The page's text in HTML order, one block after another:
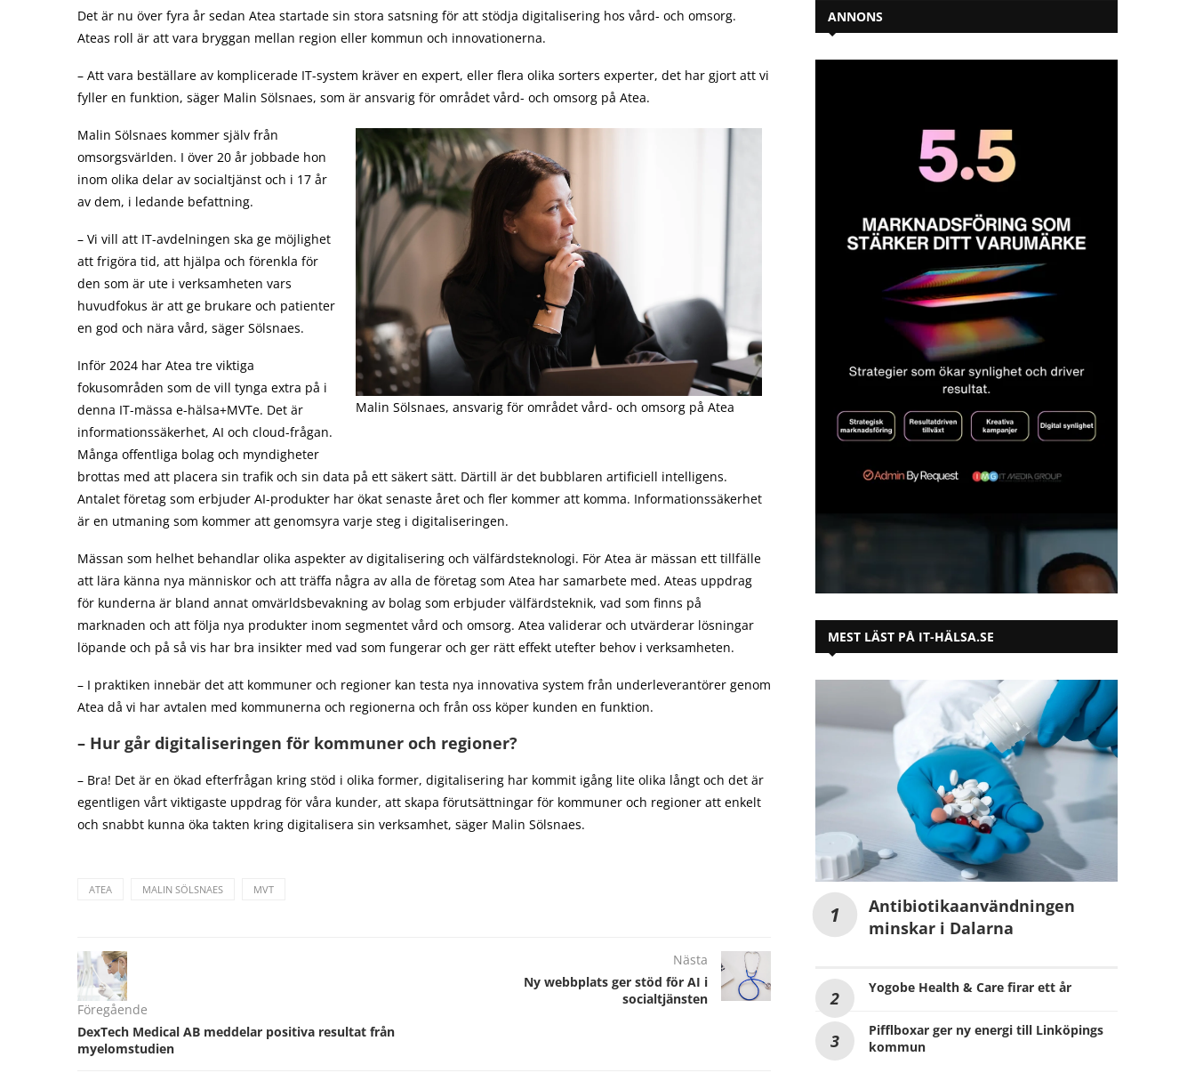
Det är nu över fyra år sedan Atea startade sin stora satsning för att stödja digitalisering hos vård- och omsorg.
Ateas roll är att vara bryggan mellan region eller kommun och innovationerna.
– Att vara beställare av komplicerade IT-system kräver en expert, eller flera olika sorters experter, det har gjort att vi
fyller en funktion, säger Malin Sölsnaes, som är ansvarig för området vård- och omsorg på Atea.
Malin Sölsnaes, ansvarig för området vård- och omsorg på Atea
Malin Sölsnaes kommer själv från
omsorgsvärlden. I över 20 år jobbade hon
inom olika delar av socialtjänst och i 17 år
av dem, i ledande befattning.
– Vi vill att IT-avdelningen ska ge möjlighet
att frigöra tid, att hjälpa och förenkla för
den som är ute i verksamheten vars
huvudfokus är att ge brukare och patienter
en god och nära vård, säger Sölsnaes.
Inför 2024 har Atea tre viktiga
fokusområden som de vill tynga extra på i
denna IT-mässa e-hälsa+MVTe. Det är
informationssäkerhet, AI och cloud-frågan.
Många offentliga bolag och myndigheter
brottas med att placera sin trafik och sin data på ett säkert sätt. Därtill är det bubblaren artificiell intelligens.
Antalet företag som erbjuder AI-produkter har ökat senaste året och fler kommer att komma. Informationssäkerhet
är en utmaning som kommer att genomsyra varje steg i digitaliseringen.
Mässan som helhet behandlar olika aspekter av digitalisering och välfärdsteknologi. För Atea är mässan ett tillfälle
att lära känna nya människor och att träffa några av alla de företag som Atea har samarbete med. Ateas uppdrag
för kunderna är bland annat omvärldsbevakning av bolag som erbjuder välfärdsteknik, vad som finns på
marknaden och att följa nya produkter inom segmentet vård och omsorg. Atea validerar och utvärderar lösningar
löpande och på så vis har bra insikter med vad som fungerar och ger rätt effekt utefter behov i verksamheten.
– I praktiken innebär det att kommuner och regioner kan testa nya innovativa system från underleverantörer genom
Atea då vi har avtalen med kommunerna och regionerna och från oss köper kunden en funktion.
– Hur går digitaliseringen för kommuner och regioner?
– Bra! Det är en ökad efterfrågan kring stöd i olika former, digitalisering har kommit igång lite olika långt och det är
egentligen vårt viktigaste uppdrag för våra kunder, att skapa förutsättningar för kommuner och regioner att enkelt
och snabbt kunna öka takten kring digitalisera sin verksamhet, säger Malin Sölsnaes.
ATEA MALIN SÖLSNAES MVT
Föregående
DexTech Medical AB meddelar positiva resultat från
myelomstudien
Nästa
Ny webbplats ger stöd för AI i
socialtjänsten
ANNONS
MEST LÄST PÅ IT-HÄLSA.SE
Antibiotikaanvändningen
minskar i Dalarna
Yogobe Health & Care firar ett år
Pifflboxar ger ny energi till Linköpings
kommun